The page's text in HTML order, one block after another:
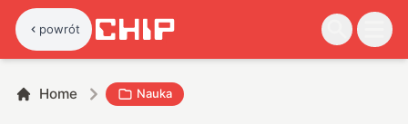
powrót
Home Nauka